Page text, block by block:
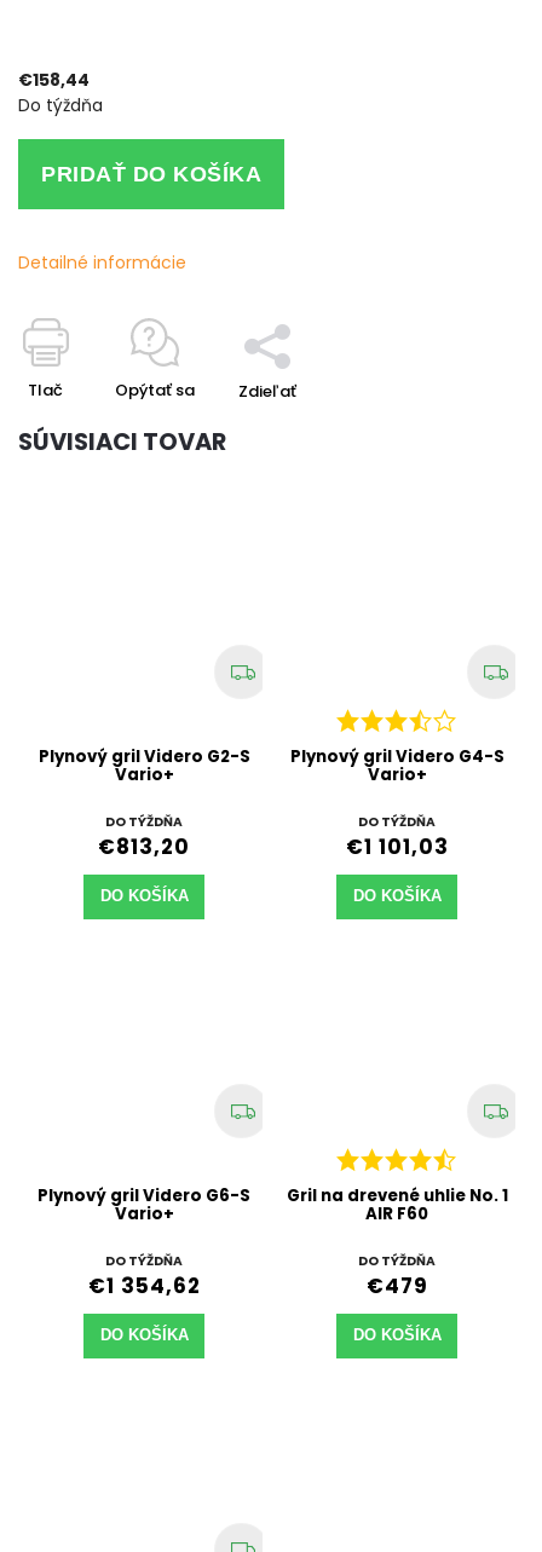
€158,44
Do týždňa
PRIDAŤ DO KOŠÍKA
Detailné informácie
Tlač Opýtať sa Zdieľať
SÚVISIACI TOVAR
Plynový gril Videro G2-S
Vario+
DO TÝŽDŇA
€813,20
DO KOŠÍKA
Plynový gril Videro G4-S
Vario+
DO TÝŽDŇA
€1 101,03
DO KOŠÍKA
Plynový gril Videro G6-S
Vario+
DO TÝŽDŇA
€1 354,62
DO KOŠÍKA
Gril na drevené uhlie No. 1
AIR F60
DO TÝŽDŇA
€479
DO KOŠÍKA